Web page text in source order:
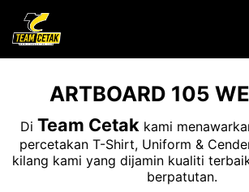
ARTBOARD 105
Di Team Cetak kami
percetakan T-Shirt, Uniform &
kilang kami yang dijamin kualiti
berpatutan.